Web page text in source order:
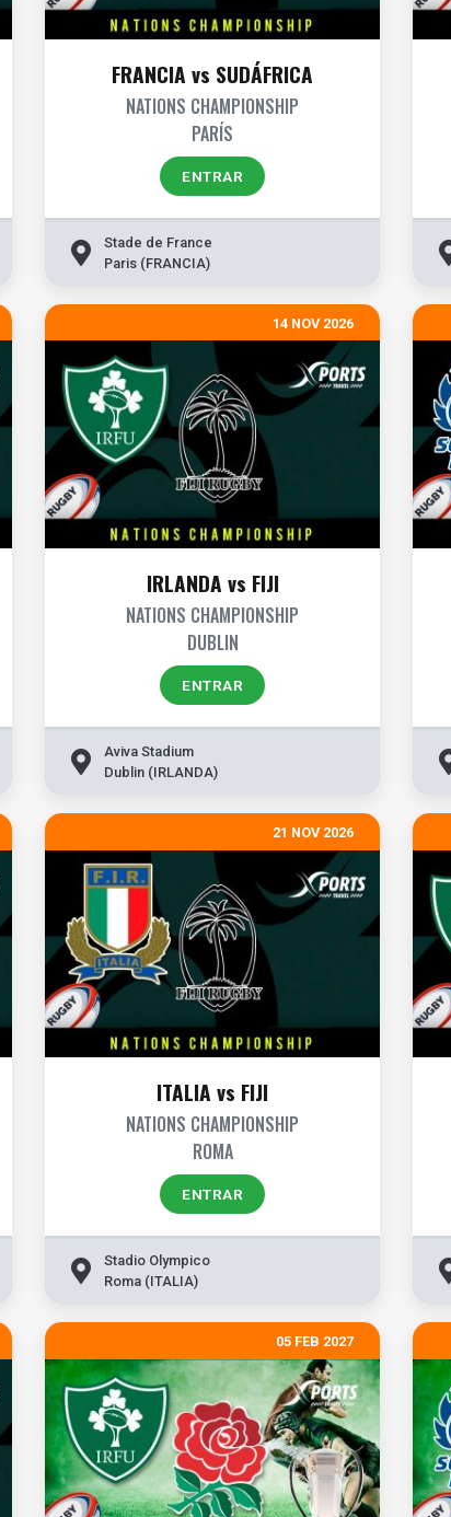
FRANCIA vs SUDÁFRICA
NATIONS CHAMPIONSHIP
PARÍS
ENTRAR
Stade de France
Paris (FRANCIA)
14 NOV 2026
IRLANDA vs FIJI
NATIONS CHAMPIONSHIP
DUBLIN
ENTRAR
Aviva Stadium
Dublin (IRLANDA)
21 NOV 2026
ITALIA vs FIJI
NATIONS CHAMPIONSHIP
ROMA
ENTRAR
Stadio Olympico
Roma (ITALIA)
05 FEB 2027